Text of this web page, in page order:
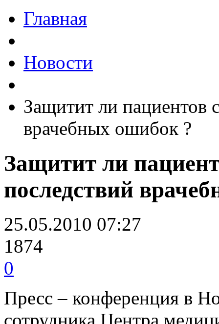
Главная
Новости
Защитит ли пациентов
врачебных ошибок ?
Защитит ли
последствий
25.05.2010 07:27
1874
0
Пресс – конференция в